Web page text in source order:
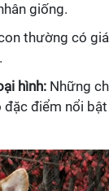
giống.
thường có
hình: Những
đặc điểm nổi